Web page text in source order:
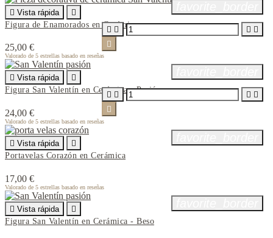
 Vista rápida

Figura de Enamorados en Cerámica
25,00 €
Valorado de 5 estrellas basado en reseñas
   

 Vista rápida

Figura San Valentín en Cerámica - Pasión
24,00 €
Valorado de 5 estrellas basado en reseñas
   

 Vista rápida

Portavelas Corazón en Cerámica
17,00 €
Valorado de 5 estrellas basado en reseñas
 Vista rápida

Figura San Valentín en Cerámica - Beso